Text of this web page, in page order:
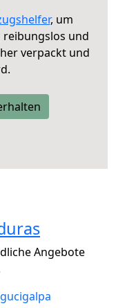
, um
reibungslos und
verpackt und
Angebote